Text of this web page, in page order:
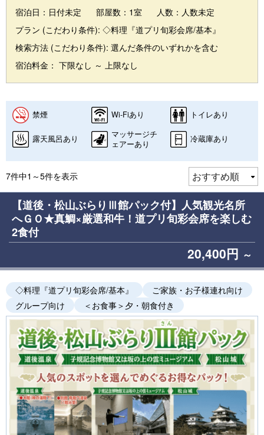
宿泊日：日付未定 部屋数：1室
人数：人数未定
プラン (こだわり条件): ◇料理『道プリ旬彩会席/基本』
検索方法 (こだわり条件): 選んだ条件のいずれかを含む
宿泊料金： 下限なし ～ 上限なし
禁煙 Wi-Fiあり トイレあり
露天風呂あり
マッサージチ
ェアーあり
冷蔵庫あり
7件中1～5件を表示
【道後・松山ぶらりⅢ館パック付】人気観光名所
へＧＯ★真鯛×厳選和牛！道プリ旬彩会席を楽しむ
2食付
20,400円 ～
◇料理『道プリ旬彩会席/基本』
ご家族・お子様連れ向け
グループ向け
＜お食事＞夕・朝食付き